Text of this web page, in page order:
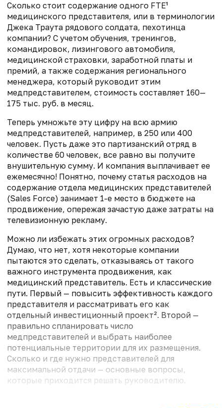
Сколько стоит содержание одного FTE¹
медицинского представителя, или в терминологии
Джека Траута рядового солдата, пехотинца
компании? С учетом обучения, тренингов,
командировок, лизингового автомобиля,
медицинской страховки, заработной платы и
премий, а также содержания регионального
менеджера, который руководит этим
медпредставителем, стоимость составляет 160—
175 тыс. руб. в месяц.
Теперь умножьте эту цифру на всю армию
медпредставителей, например, в 250 или 400
человек. Пусть даже это партизанский отряд в
количестве 60 человек, все равно вы получите
внушительную сумму. И компания выплачивает ее
ежемесячно! Понятно, почему статья расходов на
содержание отдела медицинских представителей
(Sales Force) занимает 1-е место в бюджете на
продвижение, опережая зачастую даже затраты на
телевизионную рекламу.
Можно ли избежать этих огромных расходов?
Думаю, что нет, хотя некоторые компании
пытаются это сделать, отказываясь от такого
важного инструмента продвижения, как
медицинский представитель. Есть и классические
пути. Первый — повысить эффективность каждого
представителя и рассматривать его как
отдельный инвестиционный проект². Второй —
правильно спланировать число
медпредставителей и выбрать наиболее
потенциальные территории для их размещения.
Сколько и где нужно представителей для
максимальной отдачи — основные вопросы,
которые приходится решать руководителю.